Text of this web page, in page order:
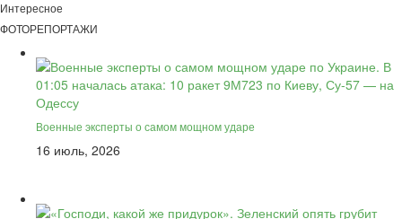
Интересное
ФОТОРЕПОРТАЖИ
Военные эксперты о самом мощном ударе
16 июль, 2026